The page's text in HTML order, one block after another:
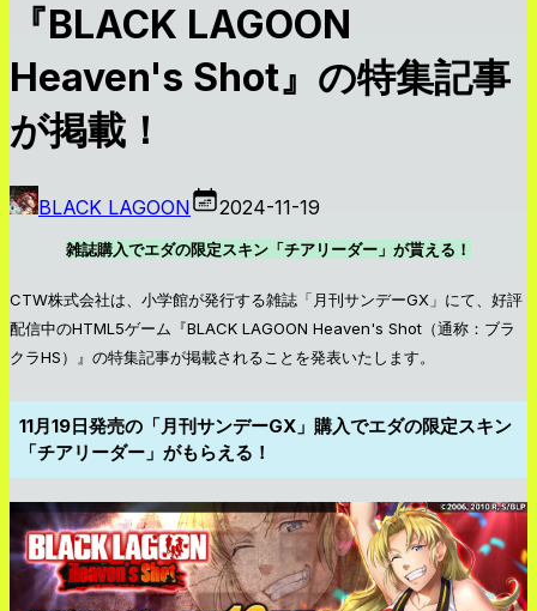
『BLACK LAGOON
Heaven's Shot』の特集記事
が掲載！
BLACK LAGOON 2024-11-19
雑誌購入でエダの限定スキン「チアリーダー」が貰える！
CTW株式会社は、小学館が発行する雑誌「月刊サンデーGX」にて、好評
配信中のHTML5ゲーム『BLACK LAGOON Heaven's Shot（通称：ブラ
クラHS）』の特集記事が掲載されることを発表いたします。
11月19日発売の「月刊サンデーGX」購入でエダの限定スキン
「チアリーダー」がもらえる！